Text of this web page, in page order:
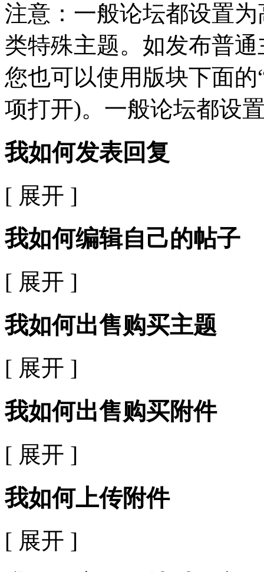
注意：一般论坛都设置
类特殊主题。如发布普
您也可以使用版块下面
项打开)。一般论坛都设
我如何发表回复
[ 展开 ]
我如何编辑自己的帖子
[ 展开 ]
我如何出售购买主题
[ 展开 ]
我如何出售购买附件
[ 展开 ]
我如何上传附件
[ 展开 ]